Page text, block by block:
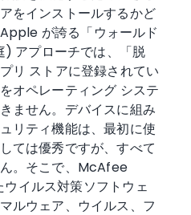
をインストールするかど
が誇る「ウォールド
アプローチでは、「脱
リ ストアに登録されてい
オペレーティング システ
ません。デバイスに組み
リティ機能は、最初に使
ては優秀ですが、すべて
。そこで、McAfee
イルス対策ソフトウェ
ルウェア、ウイルス、フ